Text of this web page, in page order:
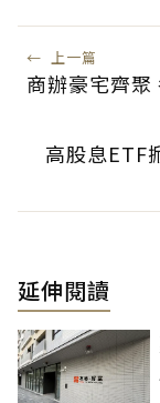
← 上一篇
商辦豪宅齊
高股息ETF
延伸閱讀